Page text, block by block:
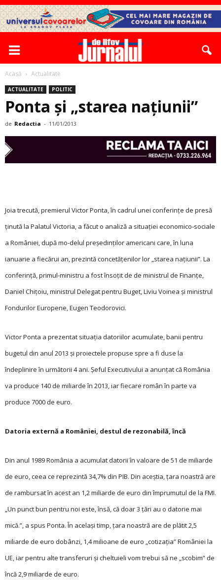
Acasă Actualitate
ACTUALITATE POLITIC
Ponta și „starea națiunii”
de Redactia - 11/01/2013
Joia trecută, premierul Victor Ponta, în cadrul unei conferințe de presă
ținută la Palatul Victoria, a făcut o analiză a situației economico-sociale
a României, după mo-delul președinților americani care, în luna
ianuarie a fiecărui an, prezintă concetățenilor lor „starea națiunii”. La
conferință, primul-ministru a fost însoțit de de ministrul de Finanţe,
Daniel Chițoiu, ministrul Delegat pentru Buget, Liviu Voinea şi ministrul
Fondurilor Europene, Eugen Teodorovici.
Victor Ponta a prezentat situația datoriilor acumulate, banii pentru
bugetul din anul 2013 și proiectele propuse spre a fi duse la
îndeplinire în următorii 4 ani. Șeful Executivului a anunțat că România
va produce 140 de miliarde în 2013, iar fiecare român în parte va
produce 7000 de euro.
Datoria externă a României, destul de rezonabilă, încă
Din anul 1989 România a acumulat datorii în valoare de 51 de miliarde
de euro, ceea ce reprezintă 34,7% din PIB. Din aceștia, țara noastră are
de rambursat în acest an 1,2 miliarde de euro din împrumutul de la FMI.
„Un punct bun pentru noi este, însă, că doar 3 țări au o datorie mai
mică.”, a spus Ponta. În același timp, țara noastră are de plătit 2,5
miliarde de euro dobânzi, 1,4 milioane de euro „cotizația” României la
UE, iar pentru alte transferuri și cheltuieli vom trebui să ne „scobim” de
încă 2,9 miliarde de euro.